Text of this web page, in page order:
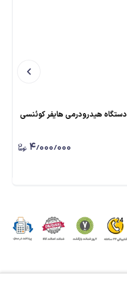
دستگاه هیدرودرمی هایفر کوئنسی
۴٫۰۰۰٫۰۰۰